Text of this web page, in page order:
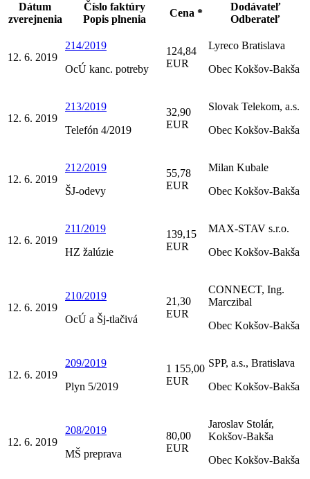
Dátum
zverejnenia
Číslo faktúry
Popis plnenia
Cena *
Dodávateľ
Odberateľ
12. 6. 2019
214/2019
OcÚ kanc. potreby
124,84
EUR
Lyreco Bratislava
Obec Kokšov-Bakša
12. 6. 2019
213/2019
Telefón 4/2019
32,90
EUR
Slovak Telekom, a.s.
Obec Kokšov-Bakša
12. 6. 2019
212/2019
ŠJ-odevy
55,78
EUR
Milan Kubale
Obec Kokšov-Bakša
12. 6. 2019
211/2019
HZ žalúzie
139,15
EUR
MAX-STAV s.r.o.
Obec Kokšov-Bakša
12. 6. 2019
210/2019
OcÚ a Šj-tlačivá
21,30
EUR
CONNECT, Ing.
Marczibal
Obec Kokšov-Bakša
12. 6. 2019
209/2019
Plyn 5/2019
1 155,00
EUR
SPP, a.s., Bratislava
Obec Kokšov-Bakša
12. 6. 2019
208/2019
MŠ preprava
80,00
EUR
Jaroslav Stolár,
Kokšov-Bakša
Obec Kokšov-Bakša